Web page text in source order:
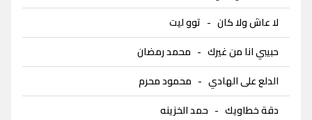
لا عاش ولا كان - توو ليت
حبيبي انا من غيرك - محمد رمضان
الدلع على الهادي - محمود محرم
دقة خطاويك - حمد الخزينه